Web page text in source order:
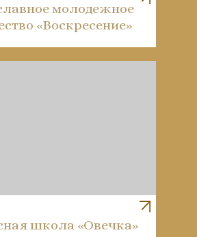
школа «Овечка»
молодежное
«Воскресение»